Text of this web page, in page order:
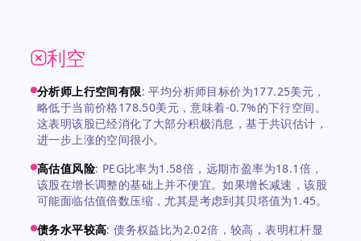
利空
分析师上行空间有限:平均分析师目标价为177.25美元，
略低于当前价格178.50美元，意味着-0.7%的下行空间。
这表明该股已经消化了大部分积极消息，基于共识估计，
进一步上涨的空间很小。
高估值风险: PEG比率为1.58倍，远期市盈率为18.1倍，
该股在增长调整的基础上并不便宜。如果增长减速，该股
可能面临估值倍数压缩，尤其是考虑到其贝塔值为1.45。
债务水平较高:债务权益比为2.02倍，较高，表明杠杆显